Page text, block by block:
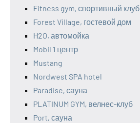
Fitness gym, спортивный клуб
Forest Village, гостевой дом
H2O, автомойка
Mobil 1 центр
Mustang
Nordwest SPA hotel
Paradise, сауна
PLATINUM GYM, велнес-клуб
Port, сауна